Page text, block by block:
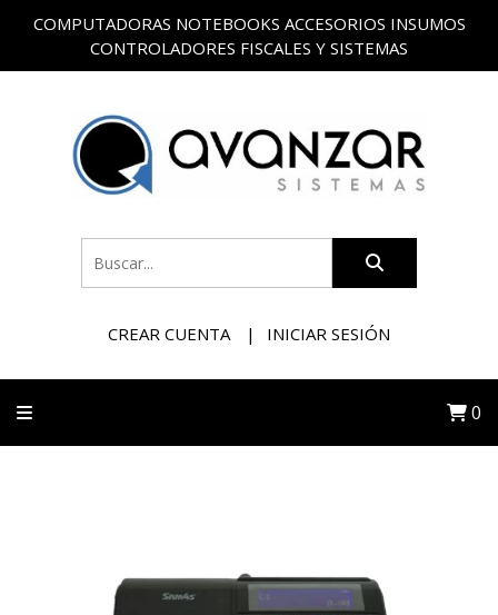
COMPUTADORAS NOTEBOOKS ACCESORIOS INSUMOS
CONTROLADORES FISCALES Y SISTEMAS
CREAR CUENTA INICIAR SESIÓN
0